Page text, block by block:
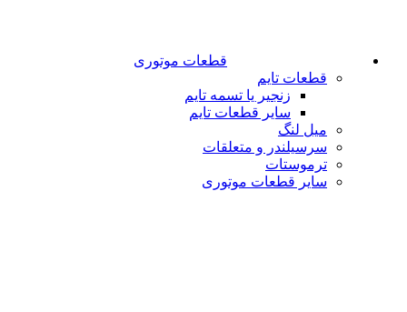
قطعات موتوری
قطعات تایم
زنجیر یا تسمه تایم
سایر قطعات تایم
میل لنگ
سرسیلندر و متعلقات
ترموستات
سایر قطعات موتوری